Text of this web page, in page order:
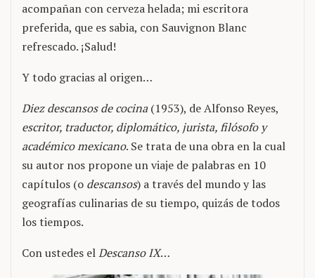
acompañan con cerveza helada; mi escritora
preferida, que es sabia, con Sauvignon Blanc
refrescado. ¡Salud!
Y todo gracias al origen…
Diez descansos de cocina(1953), de Alfonso Reyes,
escritor, traductor, diplomático, jurista, filósofo y
académico mexicano. Se trata de una obra en la cual
su autor nos propone un viaje de palabras en 10
capítulos (o descansos) a través del mundo y las
geografías culinarias de su tiempo, quizás de todos
los tiempos.
Con ustedes elDescanso IX…